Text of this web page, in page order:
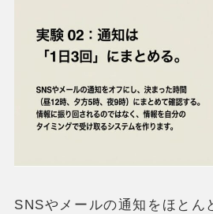
SNSやメールの通知をほとん